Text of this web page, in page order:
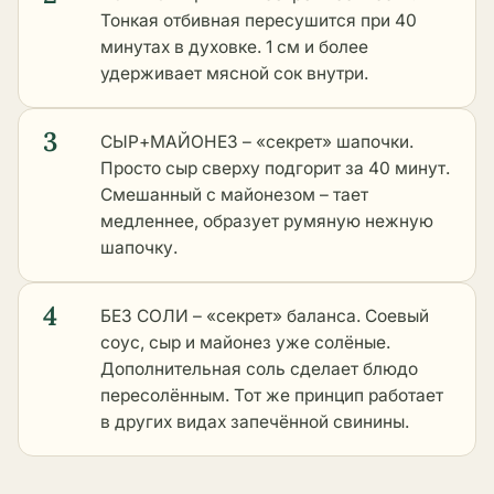
Тонкая отбивная пересушится при 40
минутах в духовке. 1 см и более
удерживает мясной сок внутри.
3
СЫР+МАЙОНЕЗ – «секрет» шапочки.
Просто сыр сверху подгорит за 40 минут.
Смешанный с майонезом – тает
медленнее, образует румяную нежную
шапочку.
4
БЕЗ СОЛИ – «секрет» баланса. Соевый
соус, сыр и майонез уже солёные.
Дополнительная соль сделает блюдо
пересолённым. Тот же принцип работает
в других видах запечённой свинины.